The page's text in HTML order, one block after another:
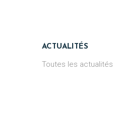
ACTUALITÉS
Toutes les actualités